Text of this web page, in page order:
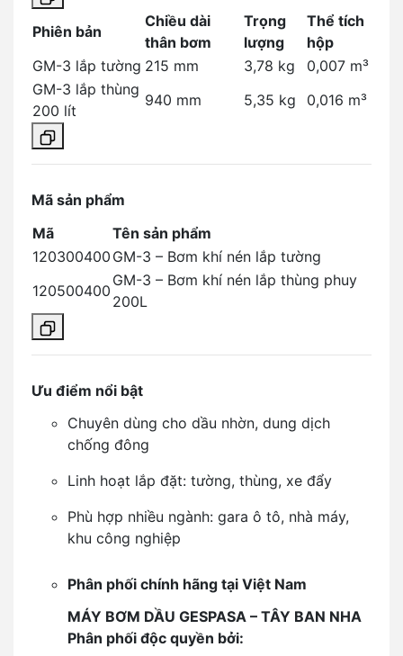
Phiên bản
Chiều dài
thân bơm
Trọng
lượng
Thể tích
hộp
GM-3 lắp tường 215 mm 3,78 kg
0,007 m³
GM-3 lắp thùng
200 lít
940 mm 5,35 kg 0,016 m³
Mã sản phẩm
Mã
Tên sản phẩm
120300400 GM-3 – Bơm khí nén lắp tường
120500400
GM-3 – Bơm khí nén lắp thùng phuy
200L
Ưu điểm nổi bật
Chuyên dùng cho dầu nhờn, dung dịch
chống đông
Linh hoạt lắp đặt: tường, thùng, xe đẩy
Phù hợp nhiều ngành: gara ô tô, nhà máy,
khu công nghiệp
Phân phối chính hãng tại Việt Nam
MÁY BƠM DẦU GESPASA – TÂY BAN NHA
Phân phối độc quyền bởi: